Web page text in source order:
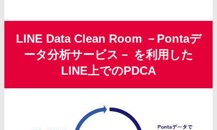
LINE Data Clean Room －Pontaデ
ータ分析サービス－ を利用した
LINE上でのPDCA